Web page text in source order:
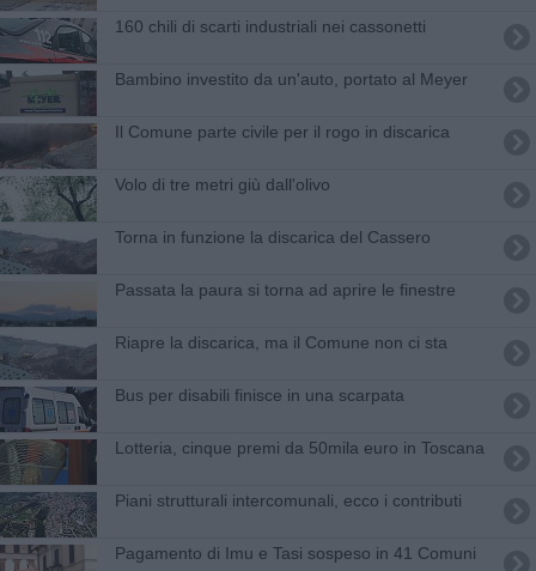
160 chili di scarti industriali nei cassonetti
Bambino investito da un'auto, portato al Meyer
Il Comune parte civile per il rogo in discarica
Volo di tre metri giù dall'olivo
Torna in funzione la discarica del Cassero
Passata la paura si torna ad aprire le finestre
Riapre la discarica, ma il Comune non ci sta
Bus per disabili finisce in una scarpata
Lotteria, cinque premi da 50mila euro in Toscana
Piani strutturali intercomunali, ecco i contributi
Pagamento di Imu e Tasi sospeso in 41 Comuni